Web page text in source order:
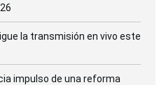
la transmisión en vivo este
impulso de una reforma